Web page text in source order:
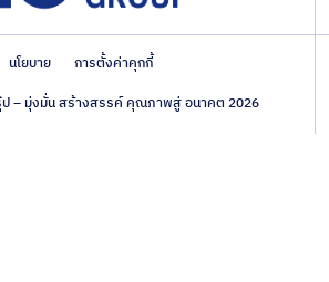
นโยบาย
การตั้งค่าคุกกี้
ป – มุ่งมั่น สร้างสรรค์ คุณภาพสู่ อนาคต 2026